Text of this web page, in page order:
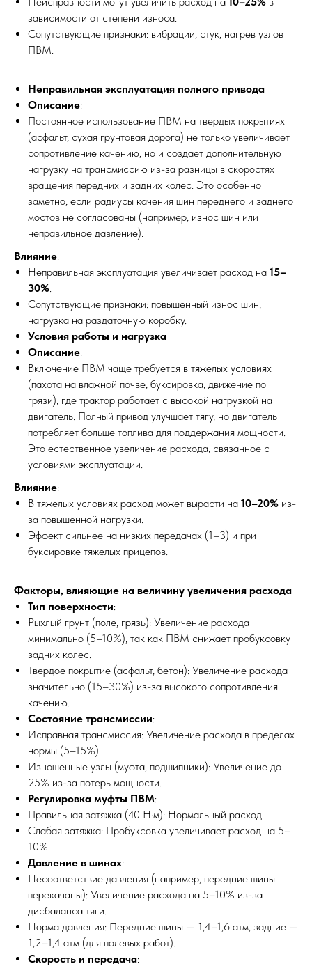
зависимости от степени износа.
Сопутствующие признаки: вибрации, стук, нагрев узлов
ПВМ.
Неправильная эксплуатация полного привода
Описание:
Постоянное использование ПВМ на твердых покрытиях
(асфальт, сухая грунтовая дорога) не только увеличивает
сопротивление качению, но и создает дополнительную
нагрузку на трансмиссию из-за разницы в скоростях
вращения передних и задних колес. Это особенно
заметно, если радиусы качения шин переднего и заднего
мостов не согласованы (например, износ шин или
неправильное давление).
Влияние:
Неправильная эксплуатация увеличивает расход на 15–
30%.
Сопутствующие признаки: повышенный износ шин,
нагрузка на раздаточную коробку.
Условия работы и нагрузка
Описание:
Включение ПВМ чаще требуется в тяжелых условиях
(пахота на влажной почве, буксировка, движение по
грязи), где трактор работает с высокой нагрузкой на
двигатель. Полный привод улучшает тягу, но двигатель
потребляет больше топлива для поддержания мощности.
Это естественное увеличение расхода, связанное с
условиями эксплуатации.
Влияние:
В тяжелых условиях расход может вырасти на 10–20% из-
за повышенной нагрузки.
Эффект сильнее на низких передачах (1–3) и при
буксировке тяжелых прицепов.
Факторы, влияющие на величину увеличения расхода
Тип поверхности:
Рыхлый грунт (поле, грязь): Увеличение расхода
минимально (5–10%), так как ПВМ снижает пробуксовку
задних колес.
Твердое покрытие (асфальт, бетон): Увеличение расхода
значительно (15–30%) из-за высокого сопротивления
качению.
Состояние трансмиссии:
Исправная трансмиссия: Увеличение расхода в пределах
нормы (5–15%).
Изношенные узлы (муфта, подшипники): Увеличение до
25% из-за потерь мощности.
Регулировка муфты ПВМ:
Правильная затяжка (40 Н·м): Нормальный расход.
Слабая затяжка: Пробуксовка увеличивает расход на 5–
10%.
Давление в шинах:
Несоответствие давления (например, передние шины
перекачаны): Увеличение расхода на 5–10% из-за
дисбаланса тяги.
Норма давления: Передние шины — 1,4–1,6 атм, задние —
1,2–1,4 атм (для полевых работ).
Скорость и передача: